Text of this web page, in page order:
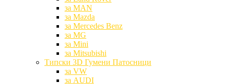
за MAN
за Mazda
за Mercedes Benz
за MG
за Mini
за Mitsubishi
Типски 3D Гумени Патосници
за VW
за AUDI